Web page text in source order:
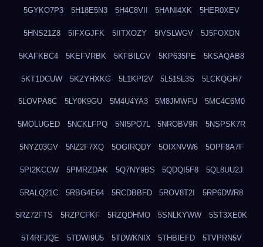
5GYKO7P3 5H18E5N3 5H4C8VII 5HANI4XK 5HER0XEV
5HNS21Z8 5IFXGJFK 5IITXOZY 5IVSLWGV 5J5FOXDN
5KAFKBC4 5KEFVRBK 5KFBILGV 5KP635PE 5KSAQAB8
5KT1DCUW 5KZYHXKG 5L1KPI2V 5L515L3S 5LCKQGH7
5LOVPA8C 5LY0K9GU 5M4U4YA3 5M8JMWFU 5MC4C6M0
5MOLUGED 5NCKLFPQ 5NI5PO7L 5NROBV9R 5NSPSK7R
5NYZ03GV 5NZ2F7XQ 5OGIRQDY 5OIXNVW6 5OPF8A7F
5PI2KCCW 5PMRZDAK 5Q7NY9BS 5QDQI5F8 5QL8UU2J
5RALQ21C 5RBG4E64 5RCDBBFD 5ROV8T2I 5RP6DWR8
5RZ72FTS 5RZPCFKF 5RZQDHMO 5SNLKYWW 5ST3XE0K
5T4RFJQE 5TDWI9U5 5TDWKNIX 5THBIEFD 5TVPRN5V